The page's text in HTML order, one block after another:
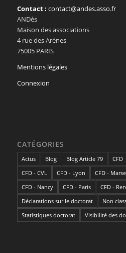
Contact : contact@andes.asso.fr
ANDès
Maison des associations
4 rue des Arènes
75005 PARIS
Mentions légales
Connexion
CATÉGORIES
Actus Blog Blog Article 79 CFD
CFD - CVL
CFD - Lyon CFD -
CFD - Nancy
CFD - Paris CFD -
Déclarations sur le doctorat
Non
Statistiques doctorat
Visibilité des